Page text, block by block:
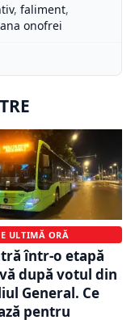
, faliment,
onofrei
ULTIMĂ ORĂ
într-o etapă
după votul din
General. Ce
pentru